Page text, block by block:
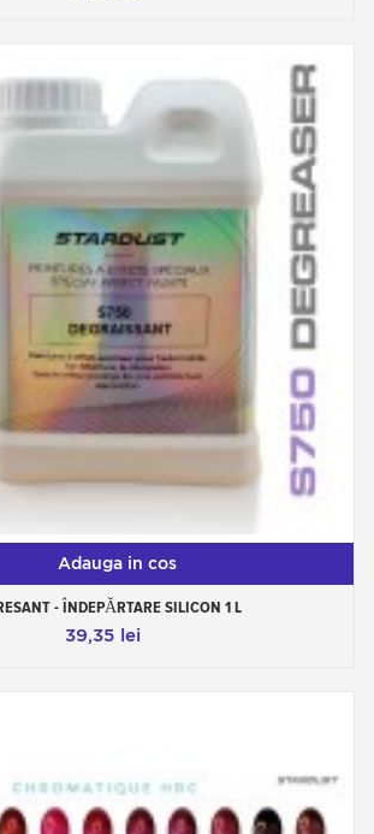
Adauga in cos
- ÎNDEPĂRTARE SILICON 1 L
39,35 lei